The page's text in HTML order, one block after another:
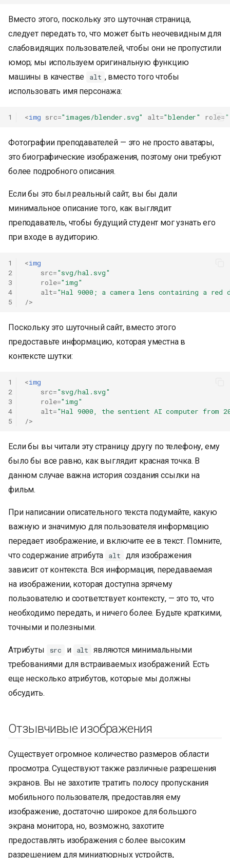
Вместо этого, поскольку это шуточная страница,
следует передать то, что может быть неочевидным для
слабовидящих пользователей, чтобы они не пропустили
юмор; мы используем оригинальную функцию
машины в качестве
alt , вместо того чтобы
использовать имя персонажа:
1 <img src="images/blender.svg" alt="blender" role=
Фотографии преподавателей — это не просто аватары,
это биографические изображения, поэтому они требуют
более подробного описания.
Если бы это был реальный сайт, вы бы дали
минимальное описание того, как выглядит
преподаватель, чтобы будущий студент мог узнать его
при входе в аудиторию.
1
2
3
4
5
<img
src="svg/hal.svg"
role="img"
alt="Hal 9000; a camera lens containing a red
/>
Поскольку это шуточный сайт, вместо этого
предоставьте информацию, которая уместна в
контексте шутки:
1
2
3
4
5
<img
src="svg/hal.svg"
role="img"
alt="Hal 9000, the sentient AI computer from
/>
Если бы вы читали эту страницу другу по телефону, ему
было бы все равно, как выглядит красная точка. В
данном случае важна история создания ссылки на
фильм.
При написании описательного текста подумайте, какую
важную и значимую для пользователя информацию
передает изображение, и включите ее в текст. Помните,
что содержание атрибута
alt
для изображения
зависит от контекста. Вся информация, передаваемая
на изображении, которая доступна зрячему
пользователю и соответствует контексту, — это то, что
необходимо передать, и ничего более. Будьте краткими,
точными и полезными.
Атрибуты src и alt
являются минимальными
требованиями для встраиваемых изображений. Есть
еще несколько атрибутов, которые мы должны
обсудить.
Отзывчивые изображения
Существует огромное количество размеров области
просмотра. Существуют также различные разрешения
экранов. Вы не захотите тратить полосу пропускания
мобильного пользователя, предоставляя ему
изображение, достаточно широкое для большого
экрана монитора, но, возможно, захотите
предоставлять изображения с более высоким
разрешением для миниатюрных устройств,